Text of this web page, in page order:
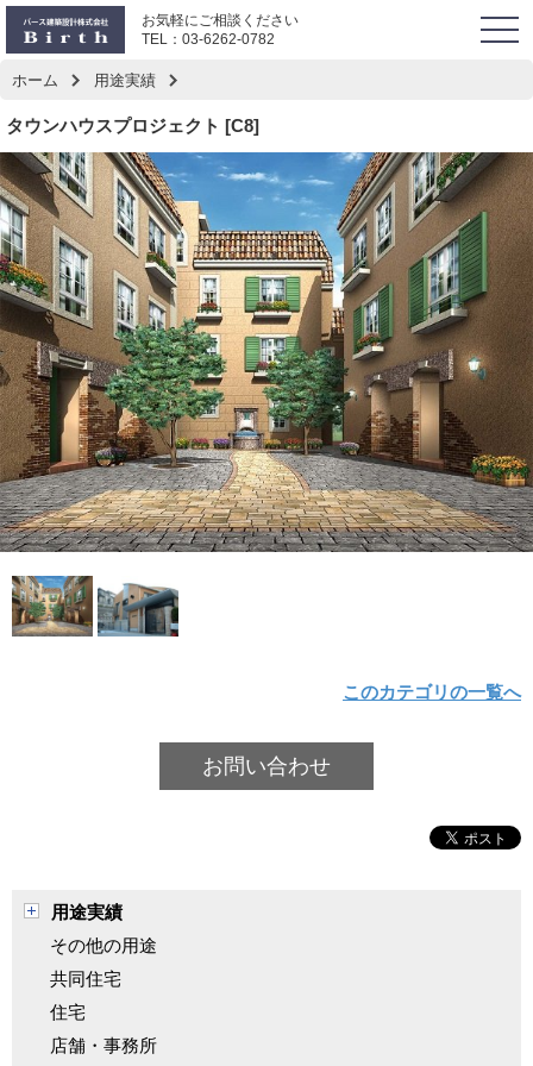
お気軽にご相談ください
TEL： 03-6262-0782
ホーム 用途実績
タウンハウスプロジェクト [C8]
このカテゴリの一覧へ
お問い合わせ
用途実績
その他の用途
共同住宅
住宅
店舗・事務所